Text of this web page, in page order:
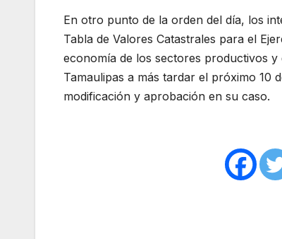
En otro punto de la orden del día, los
Tabla de Valores Catastrales para el
economía de los sectores productivos y
Tamaulipas a más tardar el próximo 10
modificación y aprobación en su caso.